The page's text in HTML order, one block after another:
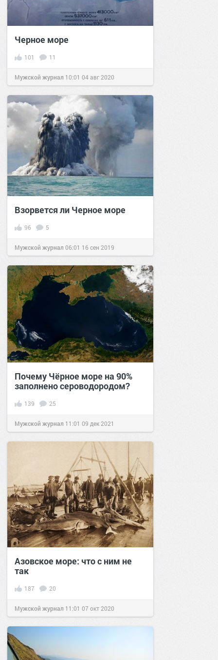
Черное море
101 11
Мужской журнал 10:01 04 авг 2020
Взорвется ли Черное море
96 5
Мужской журнал 06:01 16 сен 2019
Почему Чёрное море на 90%
заполнено сероводородом?
139 25
Мужской журнал 11:01 09 дек 2021
Азовское море: что с ним не
так
187 20
Мужской журнал 11:01 07 окт 2020